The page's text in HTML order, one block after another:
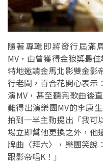
隨著專輯即將發行屆滿
MV，由曾獲得金狼獎最
特地邀請金馬北影雙金影
行老闆，百合花開心表示
演MV，甚至聽完歌曲後
難得出演樂團MV的李康
拍到一半主動提出「我可
場立即幫他更換之外，他
牌曲〈拜六〉，樂團笑說
跟影帝唱K！」